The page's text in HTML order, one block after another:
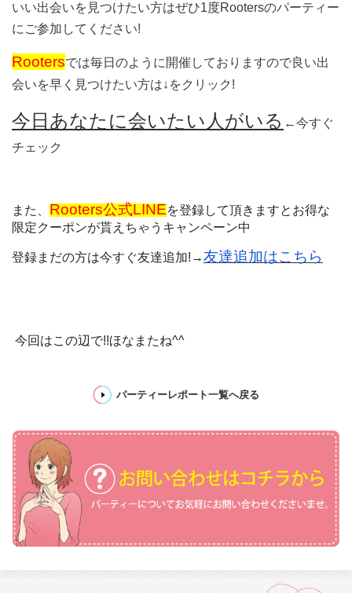
いい出会いを見つけたい方はぜひ1度Rootersのパーティー
にご参加してください!
Rootersでは毎日のように開催しておりますので良い出
会いを早く見つけたい方は↓をクリック!
今日あなたに会いたい人がいる ←今すぐ
チェック
また、 Rooters公式LINEを登録して頂きますとお得な
限定クーポンが貰えちゃうキャンペーン中
登録まだの方は今すぐ友達追加!→友達追加はこちら
今回はこの辺で!!ほなまたね^^
パーティーレポート一覧へ戻る